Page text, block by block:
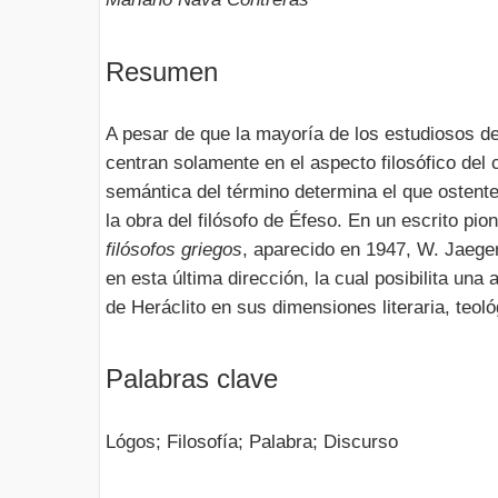
Resumen
A pesar de que la mayoría de los estudiosos
centran solamente en el aspecto filosófico del
semántica del término determina el que
la obra del filósofo de Éfeso. En un escrito
filósofos griegos, aparecido en 1947, W.
en esta última dirección, la cual posibilita una
de Heráclito en sus dimensiones literaria,
Palabras clave
Lógos; Filosofía; Palabra; Discurso